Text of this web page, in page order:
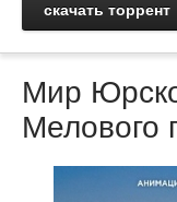
скачать торрент
Мир
Мелового